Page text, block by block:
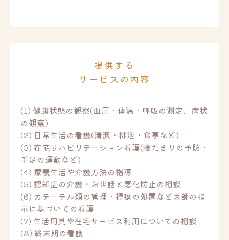
提供する
サービスの内容
(1) 健康状態の観察(血圧・体温・呼吸の測定、病状
の観察)
(2) 日常生活の看護(清潔・排泄・食事など)
(3) 在宅リハビリテーション看護(寝たきりの予防・
手足の運動など)
(4) 療養生活や介護方法の指導
(5) 認知症の介護・お世話と悪化防止の相談
(6) カテーテル類の管理・褥瘡の処置など医師の指
示に基づいての看護
(7) 生活用具や在宅サービス利用についての相談
(8) 終末期の看護